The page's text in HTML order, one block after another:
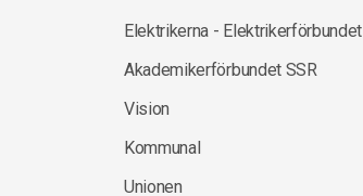
Elektrikerna - Elektrikerförbundet
Akademikerförbundet SSR
Vision
Kommunal
Unionen